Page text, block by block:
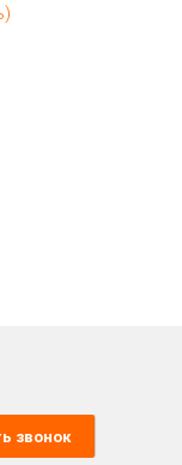
звонок